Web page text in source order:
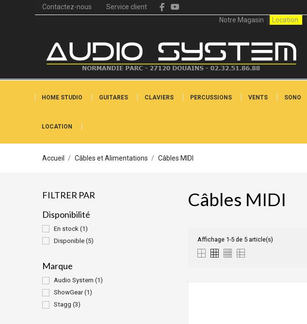
Contactez-nous Service client
Notre Magasin
Location
HOME STUDIO GUITARES CLAVIERS PERCUSSIONS VENTS SONO
LOCATION
Accueil Câbles et Alimentations Câbles MIDI
FILTRER PAR
Disponibilité
En stock (1)
Disponible (5)
Marque
Audio System (1)
ShowGear(1)
Stagg (3)
Câbles MIDI
Affichage 1-5 de 5 article(s)